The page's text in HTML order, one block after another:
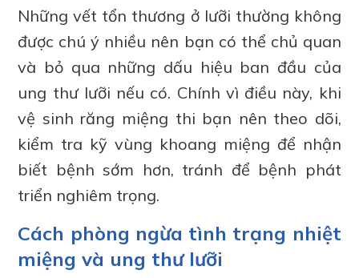
Những vết tổn thương ở lưỡi thường không
được chú ý nhiều nên bạn có thể chủ quan
và bỏ qua những dấu hiệu ban đầu của
ung thư lưỡi nếu có. Chính vì điều này, khi
vệ sinh răng miệng thi bạn nên theo dõi,
kiểm tra kỹ vùng khoang miệng để nhận
biết bệnh sớm hơn, tránh để bệnh phát
triển nghiêm trọng.
Cách phòng ngừa tình trạng nhiệt
miệng và ung thư lưỡi